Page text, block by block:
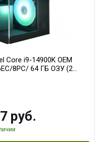
Core i9-14900K OEM
8PC/ 64 ГБ ОЗУ (2
WATERFORCE
руб.